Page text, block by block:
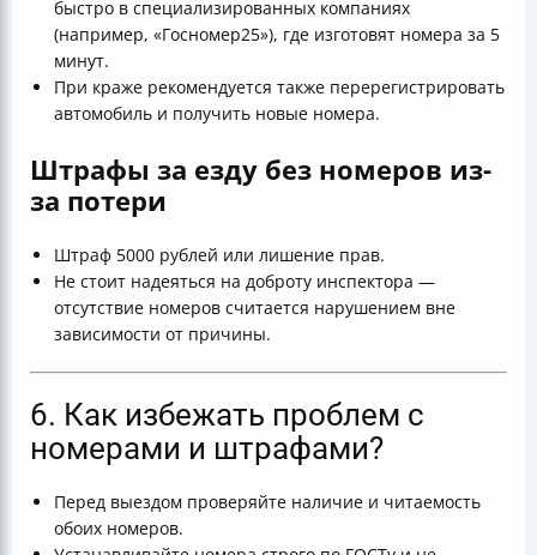
быстро в специализированных компаниях
(например, «Госномер25»), где изготовят номера за 5
минут.
При краже рекомендуется также перерегистрировать
автомобиль и получить новые номера.
Штрафы за езду без номеров из-
за потери
Штраф 5000 рублей или лишение прав.
Не стоит надеяться на доброту инспектора —
отсутствие номеров считается нарушением вне
зависимости от причины.
6. Как избежать проблем с
номерами и штрафами?
Перед выездом проверяйте наличие и читаемость
обоих номеров.